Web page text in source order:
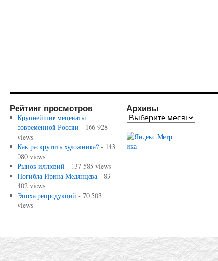
Рейтинг просмотров
Крупнейшие меценаты
современной России - 166 928
views
Как раскрутить художника?- 143
080 views
Рынок иллюзий - 137 585 views
Погибла Ирина Медянцева- 83
402 views
Эпоха репродукций - 70 503
views
Архивы